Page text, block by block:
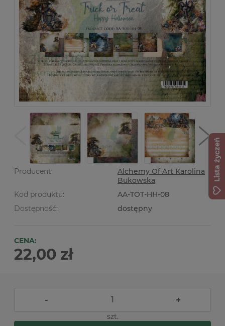
Producent:
Alchemy Of Art Karolina
Bukowska
Kod produktu:
AA-TOT-HH-08
Dostępność:
dostępny
CENA:
22,00 zł
- +
szt.
Lista życzeń